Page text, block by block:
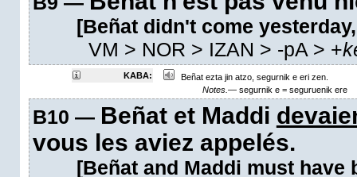
[Beñat didn't come
VM > NOR > IZAN > -pA> +
KABA:
Beñat ezta jin atzo, segurnik e eri zen.
Notes.—segurnik e = seguruenik ere
B10 — Beñat et Maddi
vous les aviez appelés.
[Beñat and Maddi must have